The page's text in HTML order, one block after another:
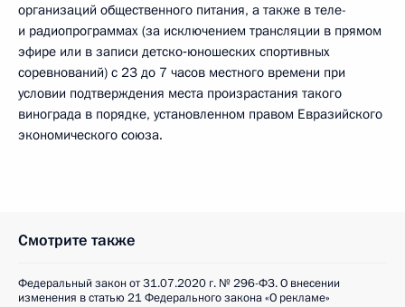
организаций общественного питания, а также в теле-
и радиопрограммах (за исключением трансляции в прямом
эфире или в записи детско‑юношеских спортивных
соревнований) с 23 до 7 часов местного времени при
условии подтверждения места произрастания такого
винограда в порядке, установленном правом Евразийского
экономического союза.
Смотрите также
Федеральный закон от 31.07.2020 г. № 296-ФЗ. О внесении
изменения в статью 21 Федерального закона «О рекламе»